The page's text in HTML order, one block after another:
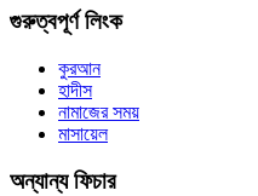
গুরুত্বপূর্ণ লিংক
কুরআন
হাদীস
নামাজের সময়
মাসায়েল
অন্যান্য ফিচার